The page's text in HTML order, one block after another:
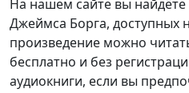
На нашем сайте вы
Джеймса Борга, доступных
произведение можно
бесплатно и без
аудиокниги, если вы